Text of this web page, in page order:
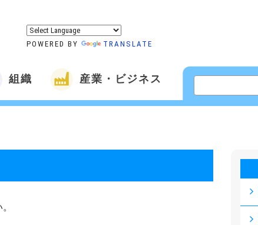
POWERED BY TRANSLATE
組織 産業・ビジネス